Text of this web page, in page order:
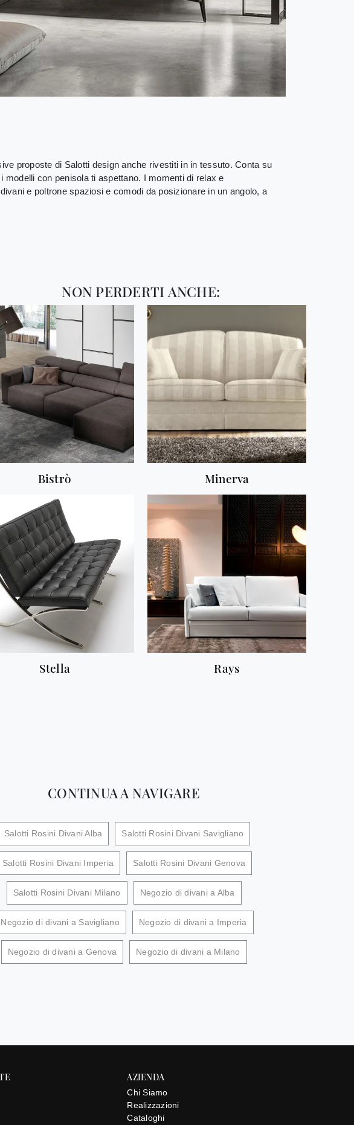
proposte di Salotti design anche rivestiti in in tessuto. Conta su
con penisola ti aspettano. I momenti di relax e
e poltrone spaziosi e comodi da posizionare in un angolo, a
NON PERDERTI ANCHE:
Bistrò Minerva
Stella Rays
CONTINUA A NAVIGARE
Salotti Rosini Divani Alba Salotti Rosini Divani Savigliano
Salotti Rosini Divani Imperia Salotti Rosini Divani Genova
Salotti Rosini Divani Milano Negozio di divani a Alba
Negozio di divani a Savigliano Negozio di divani a Imperia
Negozio di divani a Genova Negozio di divani a Milano
AZIENDA
Chi Siamo
Realizzazioni
Cataloghi